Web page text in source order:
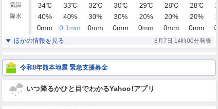
気温
34℃ 33℃ 32℃ 30℃ 29℃ 28℃ 28℃
降水 40% 40% 30% 30% 20% 20% 20%
0mm 0.1 mm 0mm 0mm 0mm 0mm 0mm 0
湿度 50 % 68 % 70%
風
南
4m/s
南南西
5m/s
南南西
5m/s
南南西
4m/s
南西
2m/s
西
1m/s
北北西
1m/s
ほかの情報を見る 8月7日 14時00分発表
令和8年熊本地震 緊急支援募金
いつ降るかひと目でわかるYahoo!アプリ